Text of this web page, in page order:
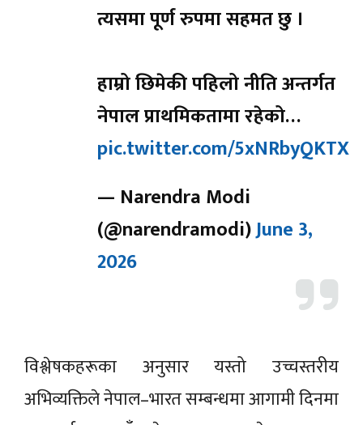
त्यसमा पूर्ण रुपमा सहमत छु ।
हाम्रो छिमेकी पहिलो नीति अन्तर्गत
नेपाल प्राथमिकतामा रहेको…
pic.twitter.com/5xNRbyQKTX
— Narendra Modi
(@narendramodi)June 3,
2026
विश्लेषकहरूका अनुसार यस्तो उच्चस्तरीय
अभिव्यक्तिले नेपाल–भारत सम्बन्धमा आगामी दिनमा